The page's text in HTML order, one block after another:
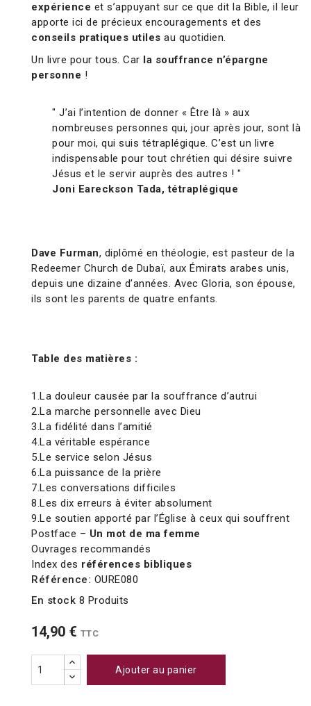
expérience et s’appuyant sur ce que dit la Bible, il leur
apporte ici de précieux encouragements et des
conseils pratiques utiles au quotidien.
Un livre pour tous. Car la souffrance n’épargne
personne !
" J’ai l’intention de donner « Être là » aux
nombreuses personnes qui, jour après jour, sont là
pour moi, qui suis tétraplégique. C’est un livre
indispensable pour tout chrétien qui désire suivre
Jésus et le servir auprès des autres ! "
Joni Eareckson Tada, tétraplégique
Dave Furman, diplômé en théologie, est pasteur de la
Redeemer Church de Dubaï, aux Émirats arabes unis,
depuis une dizaine d’années. Avec Gloria, son épouse,
ils sont les parents de quatre enfants.
Table des matières :
1.La douleur causée par la souffrance d’autrui
2.La marche personnelle avec Dieu
3.La fidélité dans l’amitié
4.La véritable espérance
5.Le service selon Jésus
6.La puissance de la prière
7.Les conversations difficiles
8.Les dix erreurs à éviter absolument
9.Le soutien apporté par l’Église à ceux qui souffrent
Postface – Un mot de ma femme
Ouvrages recommandés
Index des références bibliques
Référence: OURE080
En stock 8 Produits
14,90 € TTC
Ajouter au panier